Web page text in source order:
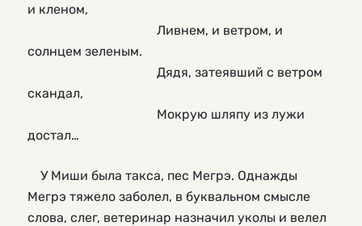
и кленом,
солнцем зеленым.
скандал,
достал…
У Миши была такса, пес Мегрэ. Однажды
Мегрэ тяжело заболел, в буквальном смысле
слова, слег, ветеринар назначил уколы и велел